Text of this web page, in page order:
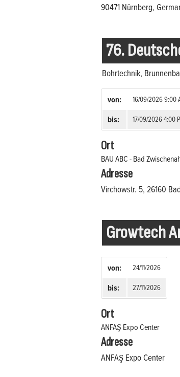
90471 Nürnberg,
76.
Bohrtechnik,
von: 16/09/2026 9:00
bis: 17/09/2026 4:00
Ort
BAU ABC - Bad
Adresse
Virchowstr. 5, 26160
Growtech
von: 24/11/2026
bis: 27/11/2026
Ort
ANFAŞ Expo Center
Adresse
ANFAŞ Expo Center